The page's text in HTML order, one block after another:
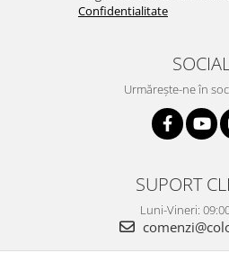
Confidentialitate
Urmărește-ne în
SUPORT
Luni-Vineri: